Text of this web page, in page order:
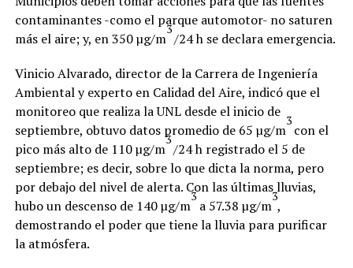
contaminantes -como el parque automotor- no saturen
más el aire; y, en 350 µg/m
3
/24 h se declara emergencia.
Vinicio Alvarado, director de la Carrera de Ingeniería
Ambiental y experto en Calidad del Aire, indicó que el
monitoreo que realiza la UNL desde el inicio de
septiembre, obtuvo datos promedio de 65 µg/m
3
con el
pico más alto de 110 µg/m
3
/24 h registrado el 5 de
septiembre; es decir, sobre lo que dicta la norma, pero
por debajo del nivel de alerta. Con las últimas lluvias,
hubo un descenso de 140 µg/m
3
a 57.38 µg/m
3
,
demostrando el poder que tiene la lluvia para purificar
la atmósfera.